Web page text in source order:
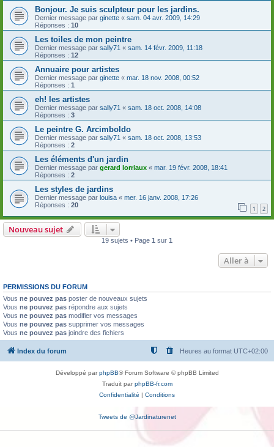
Bonjour. Je suis sculpteur pour les jardins.
Dernier message par ginette « sam. 04 avr. 2009, 14:29
Réponses : 10
Les toiles de mon peintre
Dernier message par sally71 « sam. 14 févr. 2009, 11:18
Réponses : 12
Annuaire pour artistes
Dernier message par ginette « mar. 18 nov. 2008, 00:52
Réponses : 1
eh! les artistes
Dernier message par sally71 « sam. 18 oct. 2008, 14:08
Réponses : 3
Le peintre G. Arcimboldo
Dernier message par sally71 « sam. 18 oct. 2008, 13:53
Réponses : 2
Les éléments d'un jardin
Dernier message par gerard lorriaux « mar. 19 févr. 2008, 18:41
Réponses : 2
Les styles de jardins
Dernier message par louisa « mer. 16 janv. 2008, 17:26
Réponses : 20 1 2
Nouveau sujet
19 sujets • Page 1 sur 1
Aller à
PERMISSIONS DU FORUM
Vous ne pouvez pas poster de nouveaux sujets
Vous ne pouvez pas répondre aux sujets
Vous ne pouvez pas modifier vos messages
Vous ne pouvez pas supprimer vos messages
Vous ne pouvez pas joindre des fichiers
Index du forum Heures au format UTC+02:00
Développé parphpBB® Forum Software © phpBB Limited
Traduit parphpBB-fr.com
Confidentialité | Conditions
Tweets de @Jardinaturenet